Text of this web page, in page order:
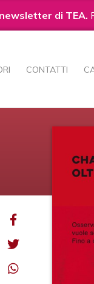
di TEA.
CONTATTI